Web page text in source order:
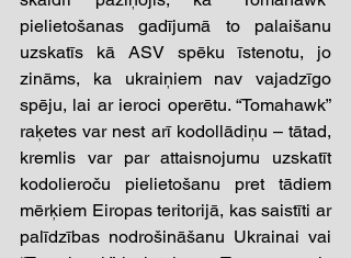
pielietošanas gadījumā to palaišanu
uzskatīs kā ASV spēku īstenotu, jo
zināms, ka ukraiņiem nav vajadzīgo
spēju, lai ar ieroci operētu. “Tomahawk”
raķetes var nest arī kodollādiņu – tātad,
kremlis var par attaisnojumu uzskatīt
kodolieroču pielietošanu pret tādiem
mērķiem Eiropas teritorijā, kas saistīti ar
palīdzības nodrošināšanu Ukrainai vai